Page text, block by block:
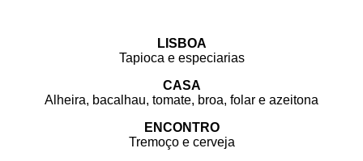
LISBOA
Tapioca e especiarias
CASA
Alheira, bacalhau, tomate, broa, folar e azeitona
ENCONTRO
Tremoço e cerveja